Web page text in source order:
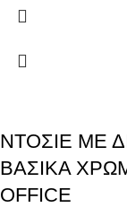
ΝΤΟΣΙΕ ΜΕ
ΒΑΣΙΚΑ
OFFICE